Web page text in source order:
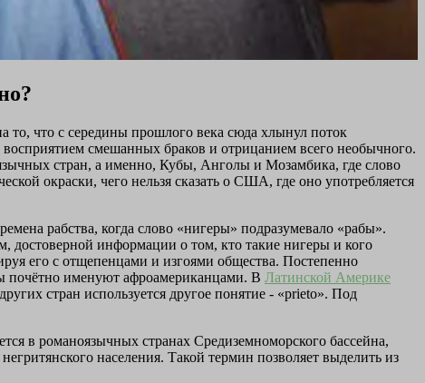
то, что с середины прошлого века сюда хлынул поток
смешанных браков и отрицанием всего необычного.
стран, а именно, Кубы, Анголы и Мозамбика, где слово
окраски, чего нельзя сказать о США, где оно употребляется
рабства, когда слово «нигеры» подразумевало «рабы».
достоверной информации о том, кто такие нигеры и кого
его с отщепенцами и изгоями общества. Постепенно
почётно именуют афроамериканцами. В Латинской Америке
стран используется другое понятие - «prieto». Под
в романоязычных странах Средиземноморского бассейна,
населения. Такой термин позволяет выделить из